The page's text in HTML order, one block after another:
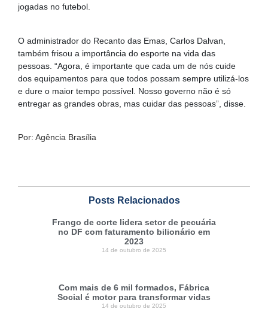
jogadas no futebol.
O administrador do Recanto das Emas, Carlos Dalvan,
também frisou a importância do esporte na vida das
pessoas. “Agora, é importante que cada um de nós cuide
dos equipamentos para que todos possam sempre utilizá-los
e dure o maior tempo possível. Nosso governo não é só
entregar as grandes obras, mas cuidar das pessoas”, disse.
Por: Agência Brasília
Posts Relacionados
Frango de corte lidera setor de pecuária
no DF com faturamento bilionário em
2023
14 de outubro de 2025
Com mais de 6 mil formados, Fábrica
Social é motor para transformar vidas
14 de outubro de 2025